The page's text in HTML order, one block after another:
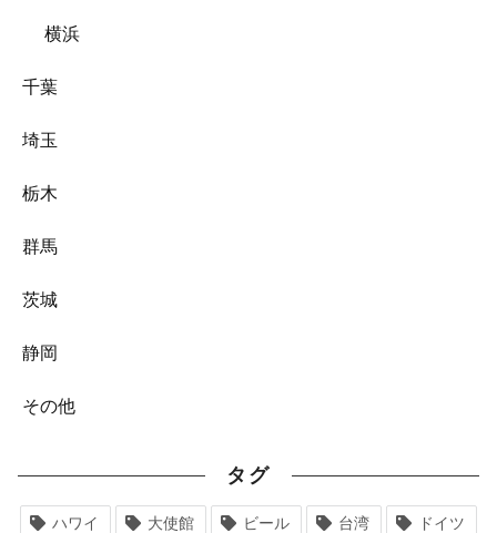
横浜
千葉
埼玉
栃木
群馬
茨城
静岡
その他
タグ
ハワイ 大使館 ビール 台湾 ドイツ